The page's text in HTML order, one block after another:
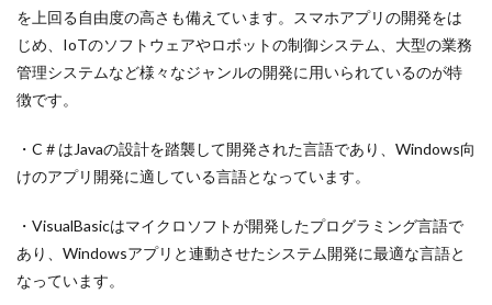
を上回る自由度の高さも備えています。スマホアプリの開発をは
じめ、IoTのソフトウェアやロボットの制御システム、大型の業務
管理システムなど様々なジャンルの開発に用いられているのが特
徴です。
・C＃はJavaの設計を踏襲して開発された言語であり、Windows向
けのアプリ開発に適している言語となっています。
・VisualBasicはマイクロソフトが開発したプログラミング言語で
あり、Windowsアプリと連動させたシステム開発に最適な言語と
なっています。